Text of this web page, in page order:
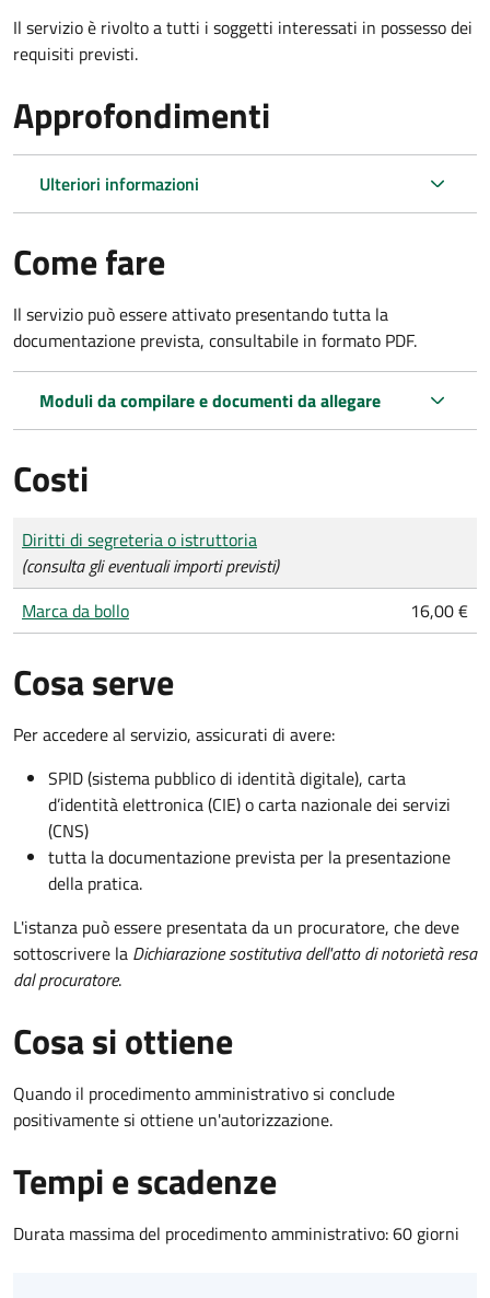
Il servizio è rivolto a tutti i soggetti interessati in possesso dei
requisiti previsti.
Approfondimenti
Ulteriori informazioni
Come fare
Il servizio può essere attivato presentando tutta la
documentazione prevista, consultabile in formato PDF.
Moduli da compilare e documenti da allegare
Costi
Tipo di pagamento
Importo
Diritti di segreteria o istruttoria
(consulta gli eventuali importi previsti)
Marca da bollo
16,00 €
Cosa serve
Per accedere al servizio, assicurati di avere:
SPID (sistema pubblico di identità digitale), carta
d’identità elettronica (CIE) o carta nazionale dei servizi
(CNS)
tutta la documentazione prevista per la presentazione
della pratica.
L'istanza può essere presentata da un procuratore, che deve
sottoscrivere la Dichiarazione sostitutiva dell'atto di notorietà resa
dal procuratore.
Cosa si ottiene
Quando il procedimento amministrativo si conclude
positivamente si ottiene un'autorizzazione.
Tempi e scadenze
Durata massima del procedimento amministrativo: 60 giorni